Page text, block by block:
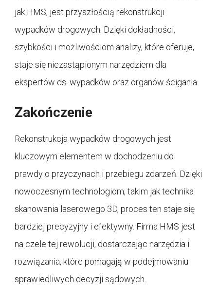
jak HMS, jest przyszłością rekonstrukcji
wypadków drogowych. Dzięki dokładności,
szybkości i możliwościom analizy, które oferuje,
staje się niezastąpionym narzędziem dla
ekspertów ds. wypadków oraz organów ścigania.
Zakończenie
Rekonstrukcja wypadków drogowych jest
kluczowym elementem w dochodzeniu do
prawdy o przyczynach i przebiegu zdarzeń. Dzięki
nowoczesnym technologiom, takim jak technika
skanowania laserowego 3D, proces ten staje się
bardziej precyzyjny i efektywny. Firma HMS jest
na czele tej rewolucji, dostarczając narzędzia i
rozwiązania, które pomagają w podejmowaniu
sprawiedliwych decyzji sądowych.